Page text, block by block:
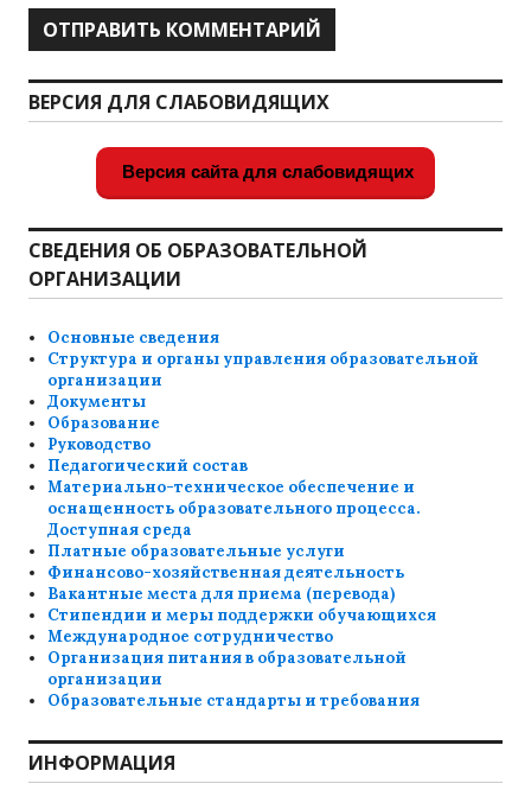
ВЕРСИЯ ДЛЯ СЛАБОВИДЯЩИХ
Версия сайта для слабовидящих
СВЕДЕНИЯ ОБ ОБРАЗОВАТЕЛЬНОЙ
ОРГАНИЗАЦИИ
Основные сведения
Структура и органы управления образовательной
организации
Документы
Образование
Руководство
Педагогический состав
Материально-техническое обеспечение и
оснащенность образовательного процесса.
Доступная среда
Платные образовательные услуги
Финансово-хозяйственная деятельность
Вакантные места для приема (перевода)
Стипендии и меры поддержки обучающихся
Международное сотрудничество
Организация питания в образовательной
организации
Образовательные стандарты и требования
ИНФОРМАЦИЯ